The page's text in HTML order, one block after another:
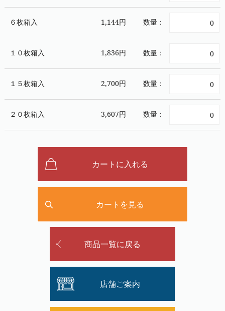
６枚箱入 1,144円 数量：
１０枚箱入 1,836円 数量：
１５枚箱入 2,700円 数量：
２０枚箱入 3,607円 数量：
カートに入れる
カートを見る
商品一覧に戻る
店舗ご案内